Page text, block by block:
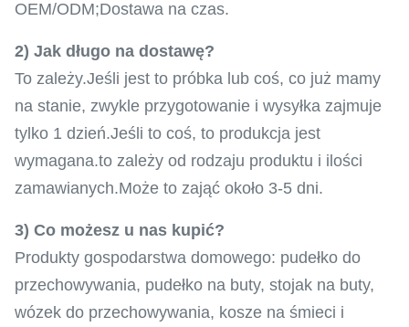
OEM/ODM;Dostawa na czas.
2) Jak długo na dostawę?
To zależy.Jeśli jest to próbka lub coś, co już mamy
na stanie, zwykle przygotowanie i wysyłka zajmuje
tylko 1 dzień.Jeśli to coś, to produkcja jest
wymagana.to zależy od rodzaju produktu i ilości
zamawianych.Może to zająć około 3-5 dni.
3) Co możesz u nas kupić?
Produkty gospodarstwa domowego: pudełko do
przechowywania, pudełko na buty, stojak na buty,
wózek do przechowywania, kosze na śmieci i